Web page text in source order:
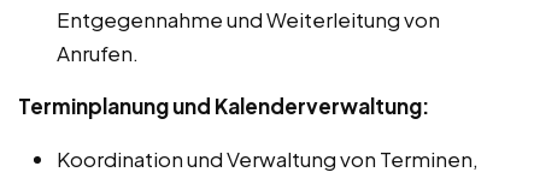
Entgegennahme und Weiterleitung von
Anrufen.
Terminplanung und Kalenderverwaltung:
Koordination und Verwaltung von Terminen,